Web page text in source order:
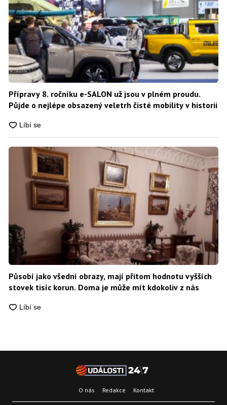
Přípravy 8. ročníku e-SALON už jsou v plném proudu.
Půjde o nejlépe obsazený veletrh čisté mobility v historii
Působí jako všední obrazy, mají přitom hodnotu vyšších
stovek tisíc korun. Doma je může mít kdokoliv z nás
O nás Redakce Kontakt